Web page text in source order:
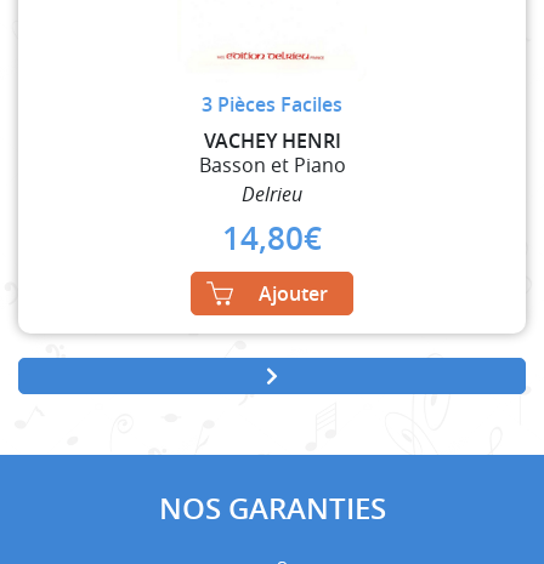
3 Pièces Faciles
VACHEY HENRI
Basson et Piano
Delrieu
14,80€
Ajouter
NOS GARANTIES